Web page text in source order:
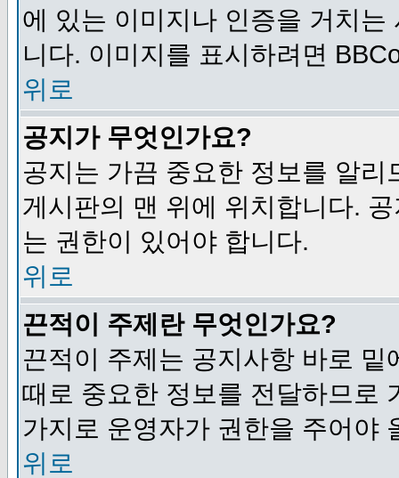
에 있는 이미지나 인증을 거치
니다. 이미지를 표시하려면
위로
공지가 무엇인가요?
공지는 가끔 중요한 정보를 알
게시판의 맨 위에 위치합니다.
는 권한이 있어야 합니다.
위로
끈적이 주제란 무엇인가요?
끈적이 주제는 공지사항 바로
때로 중요한 정보를 전달하므로
가지로 운영자가 권한을 주어야
위로